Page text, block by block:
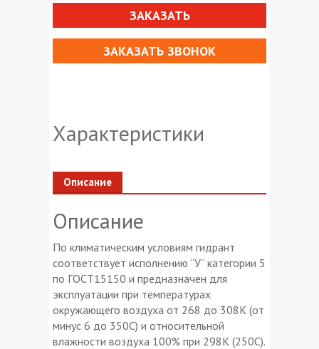
ЗАКАЗАТЬ
ЗАКАЗАТЬ ЗВОНОК
Характеристики
Описание
Описание
По климатическим условиям гидрант
соответствует исполнению “У” категории 5
по ГОСТ15150 и предназначен для
эксплуатации при температурах
окружающего воздуха от 268 до 308К (от
минус 6 до 350С) и относительной
влажности воздуха 100% при 298К (250С).